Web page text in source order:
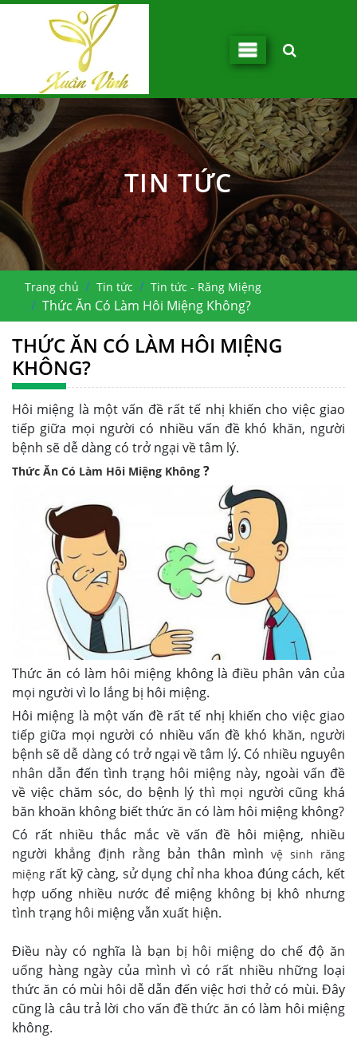
TIN TỨC
Trang chủ Tin tức Tin tức - Răng Miệng
Thức Ăn Có Làm Hôi Miệng Không?
THỨC ĂN CÓ LÀM HÔI MIỆNG
KHÔNG?
Hôi miệng là một vấn đề rất tế nhị khiến cho việc giao
tiếp giữa mọi người có nhiều vấn đề khó khăn, người
bệnh sẽ dễ dàng có trở ngại về tâm lý.
Thức Ăn Có Làm Hôi Miệng Không ?
Thức ăn có làm hôi miệng không là điều phân vân của
mọi người vì lo lắng bị hôi miệng.
Hôi miệng là một vấn đề rất tế nhị khiến cho việc giao
tiếp giữa mọi người có nhiều vấn đề khó khăn, người
bệnh sẽ dễ dàng có trở ngại về tâm lý. Có nhiều nguyên
nhân dẫn đến tình trạng hôi miệng này, ngoài vấn đề
về việc chăm sóc, do bệnh lý thì mọi người cũng khá
băn khoăn không biết thức ăn có làm hôi miệng không?
Có rất nhiều thắc mắc về vấn đề hôi miệng, nhiều
người khẳng định rằng bản thân mình vệ sinh răng
miệng rất kỹ càng, sử dụng chỉ nha khoa đúng cách, kết
hợp uống nhiều nước để miệng không bị khô nhưng
tình trạng hôi miệng vẫn xuất hiện.
Điều này có nghĩa là bạn bị hôi miệng do chế độ ăn
uống hàng ngày của mình vì có rất nhiều những loại
thức ăn có mùi hôi dễ dẫn đến việc hơi thở có mùi. Đây
cũng là câu trả lời cho vấn đề thức ăn có làm hôi miệng
không.